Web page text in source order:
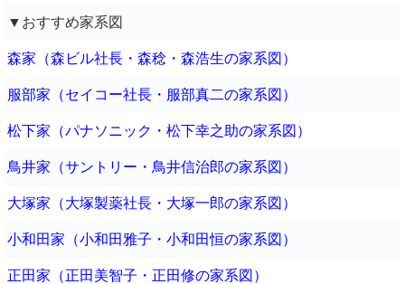
▼おすすめ家系図
森家（森ビル社長・森稔・森浩生の家系図）
服部家（セイコー社長・服部真二の家系図）
松下家（パナソニック・松下幸之助の家系図）
鳥井家（サントリー・鳥井信治郎の家系図）
大塚家（大塚製薬社長・大塚一郎の家系図）
小和田家（小和田雅子・小和田恒の家系図）
正田家（正田美智子・正田修の家系図）